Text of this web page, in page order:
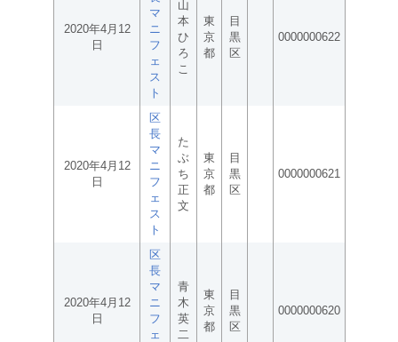
2020年4月12
日
マ
ニ
フ
ェ
ス
ト
山
本
ひ
ろ
こ
東
京
都
目
黒
区
0000000622
2020年4月12
日
区
長
マ
ニ
フ
ェ
ス
ト
た
ぶ
ち
正
文
東
京
都
目
黒
区
0000000621
2020年4月12
日
区
長
マ
ニ
フ
ェ
青
木
英
二
東
京
都
目
黒
区
0000000620